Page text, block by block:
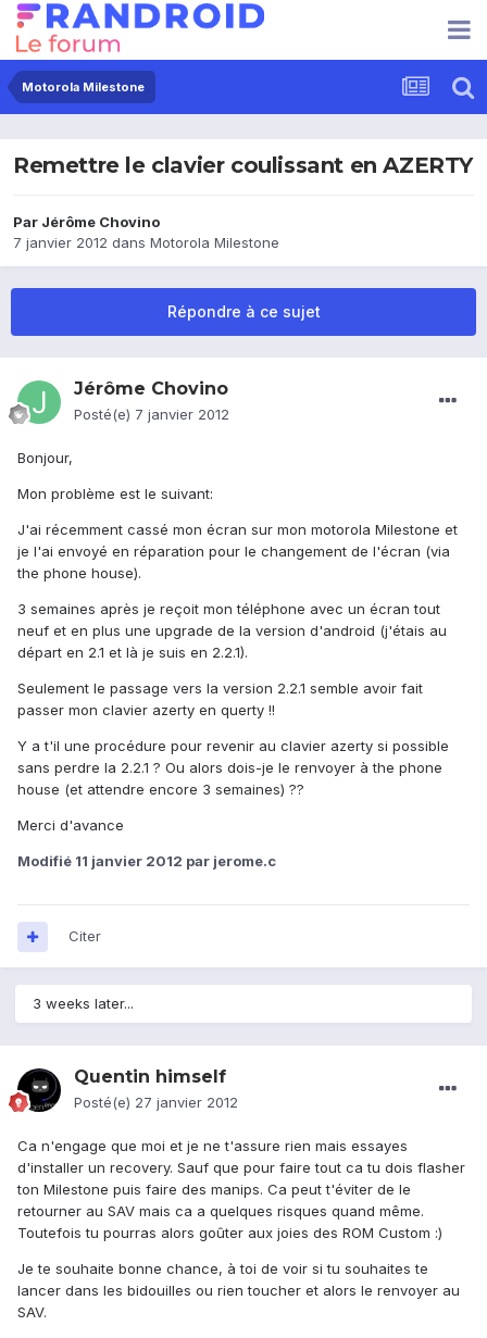
Motorola Milestone
Remettre le clavier coulissant en AZERTY
Par Jérôme Chovino
7 janvier 2012 dans Motorola Milestone
Répondre à ce sujet
Jérôme Chovino
Posté(e) 7 janvier 2012
Bonjour,
Mon problème est le suivant:
J'ai récemment cassé mon écran sur mon motorola Milestone et
je l'ai envoyé en réparation pour le changement de l'écran (via
the phone house).
3 semaines après je reçoit mon téléphone avec un écran tout
neuf et en plus une upgrade de la version d'android (j'étais au
départ en 2.1 et là je suis en 2.2.1).
Seulement le passage vers la version 2.2.1 semble avoir fait
passer mon clavier azerty en querty !!
Y a t'il une procédure pour revenir au clavier azerty si possible
sans perdre la 2.2.1 ? Ou alors dois-je le renvoyer à the phone
house (et attendre encore 3 semaines) ??
Merci d'avance
Modifié 11 janvier 2012 par jerome.c
Citer
3 weeks later...
Quentin himself
Posté(e) 27 janvier 2012
Ca n'engage que moi et je ne t'assure rien mais essayes
d'installer un recovery. Sauf que pour faire tout ca tu dois flasher
ton Milestone puis faire des manips. Ca peut t'éviter de le
retourner au SAV mais ca a quelques risques quand même.
Toutefois tu pourras alors goûter aux joies des ROM Custom :)
Je te souhaite bonne chance, à toi de voir si tu souhaites te
lancer dans les bidouilles ou rien toucher et alors le renvoyer au
SAV.